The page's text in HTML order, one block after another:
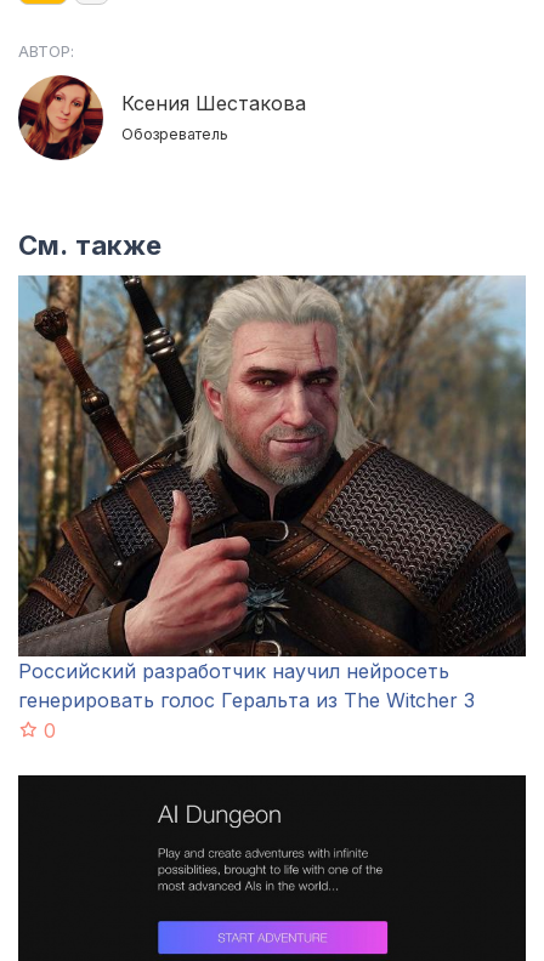
АВТОР:
Ксения Шестакова
Обозреватель
См. также
Российский разработчик научил нейросеть
генерировать голос Геральта из The Witcher 3
0